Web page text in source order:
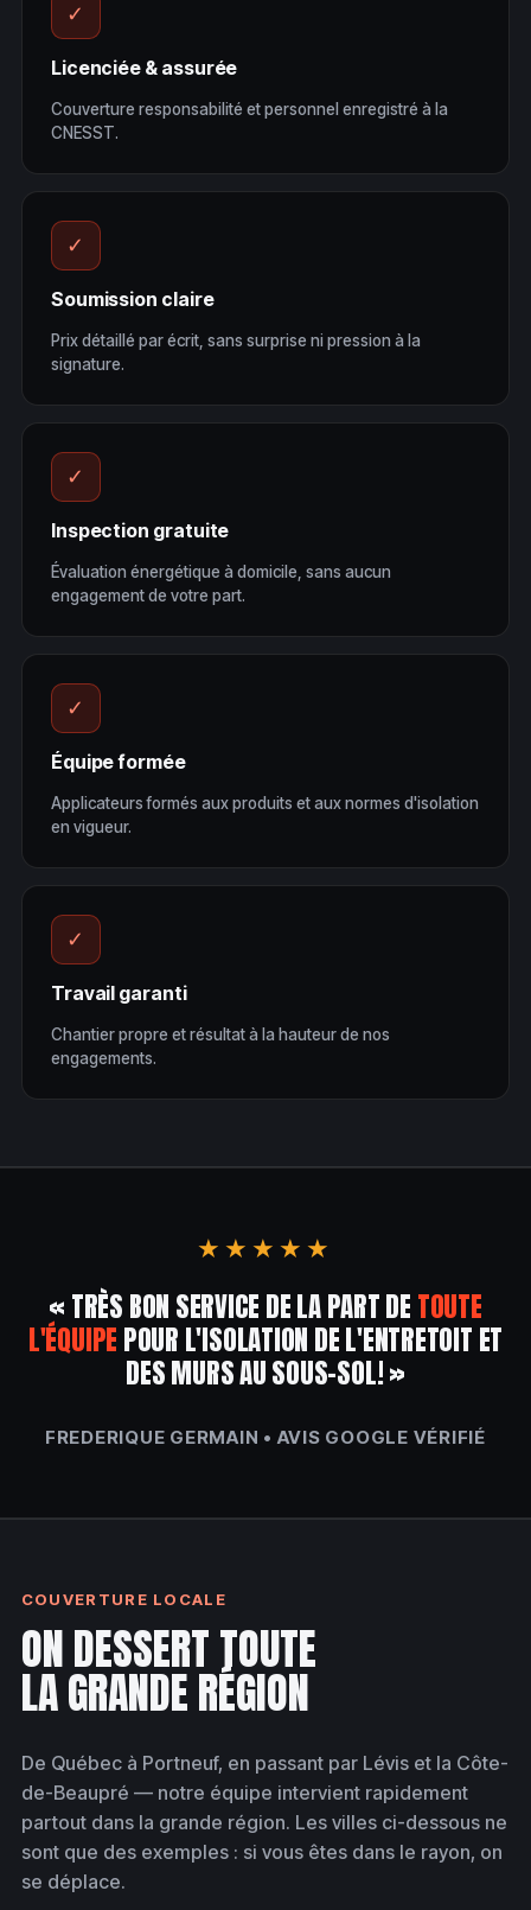
✓
Licenciée & assurée
Couverture responsabilité et personnel enregistré à la
CNESST.
✓
Soumission claire
Prix détaillé par écrit, sans surprise ni pression à la
signature.
✓
Inspection gratuite
Évaluation énergétique à domicile, sans aucun
engagement de votre part.
✓
Équipe formée
Applicateurs formés aux produits et aux normes d'isolation
en vigueur.
✓
Travail garanti
Chantier propre et résultat à la hauteur de nos
engagements.
★★★★★
« TRÈS BON SERVICE DE LA PART DE TOUTE
L'ÉQUIPE POUR L'ISOLATION DE L'ENTRETOIT ET
DES MURS AU SOUS-SOL! »
FREDERIQUE GERMAIN • AVIS GOOGLE VÉRIFIÉ
COUVERTURE LOCALE
ON DESSERT TOUTE
LA GRANDE RÉGION
De Québec à Portneuf, en passant par Lévis et la Côte-
de-Beaupré — notre équipe intervient rapidement
partout dans la grande région. Les villes ci-dessous ne
sont que des exemples : si vous êtes dans le rayon, on
se déplace.